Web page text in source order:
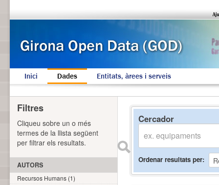
Inici Dades Entitats, àrees i serveis
Cercador
Ordenar resultats per
Filtres
Cliqueu sobre un o més
termes de la llista següent
per filtrar els resultats.
AUTORS
Recursos Humans (1)